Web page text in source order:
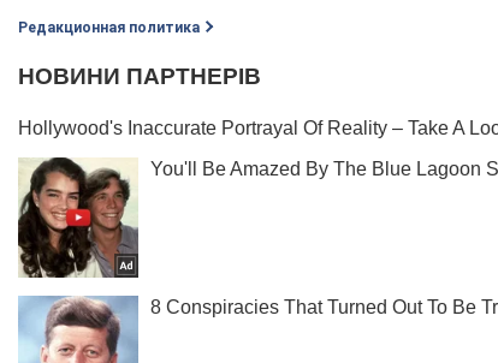
Редакционная политика